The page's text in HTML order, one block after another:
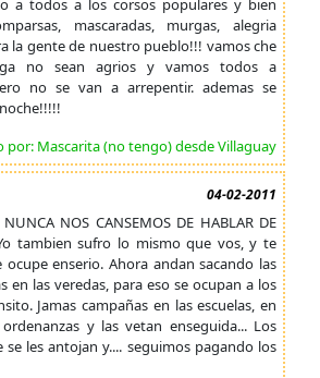
a todos a los corsos populares y bien
mascaradas, murgas, alegria
la gente de nuestro pueblo!!! vamos che
no sean agrios y vamos todos a
no se van a arrepentir. ademas se
por: Mascarita (no tengo) desde Villaguay
04-02-2011
NOS CANSEMOS DE HABLAR DE
Yo tambien sufro lo mismo que vos, y te
enserio. Ahora andan sacando las
en las veredas, para eso se ocupan a los
Jamas campañas en las escuelas, en
y las vetan enseguida... Los
les antojan y.... seguimos pagando los